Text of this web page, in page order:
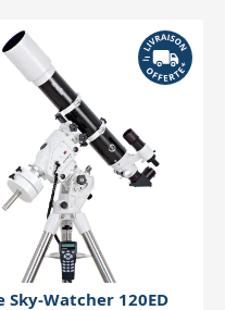
Sky-Watcher 120ED